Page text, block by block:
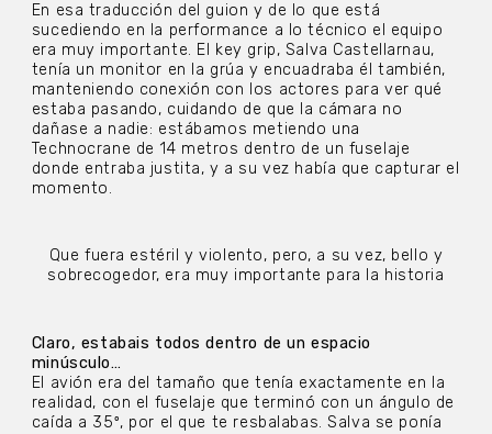
En esa traducción del guion y de lo que está
sucediendo en la performance a lo técnico el equipo
era muy importante. El key grip, Salva Castellarnau,
tenía un monitor en la grúa y encuadraba él también,
manteniendo conexión con los actores para ver qué
estaba pasando, cuidando de que la cámara no
dañase a nadie: estábamos metiendo una
Technocrane de 14 metros dentro de un fuselaje
donde entraba justita, y a su vez había que capturar el
momento.
Que fuera estéril y violento, pero, a su vez, bello y
sobrecogedor, era muy importante para la historia
Claro, estabais todos dentro de un espacio
minúsculo…
El avión era del tamaño que tenía exactamente en la
realidad, con el fuselaje que terminó con un ángulo de
caída a 35º, por el que te resbalabas. Salva se ponía